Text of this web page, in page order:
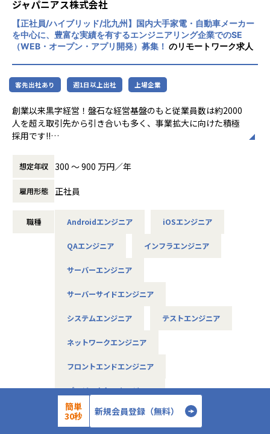
ジャパニアス株式会社
【正社員/ハイブリッド/北九州】国内大手家電・自動車メーカー
を中心に、豊富な実績を有するエンジニアリング企業でのSE
（WEB・オープン・アプリ開発）募集！ のリモートワーク求人
客先出社あり 週1日以上出社 上場企業
創業以来黒字経営！盤石な経営基盤のもと従業員数は約2000
人を超え取引先から引き合いも多く、事業拡大に向けた積極
採用です!!
ご志向／ご希望に応じて、プロジェクトを決定しますので、
是非面接でお話しください！
◆取引業界
・ システム要件定義・設計（上流）SE
※ご志向・ご希望に応じて、プロジェクトを決定します
を前提としています。
■魅力ポイント
地域愛採用を行っているため、基本的にご自宅から通える
家族と一緒に過ごすことができ、好きな地域で安心して働
★基本給がベースUPしていく
想定年収 300 〜 900 万円／年
雇用形態 正社員
職種 Androidエンジニア iOSエンジニア
QAエンジニア インフラエンジニア
サーバーエンジニア
サーバーサイドエンジニア
システムエンジニア テストエンジニア
ネットワークエンジニア
フロントエンドエンジニア
プロジェクトマネージャー
プロジェクトリーダー
簡単
30秒
新規会員登録（無料）